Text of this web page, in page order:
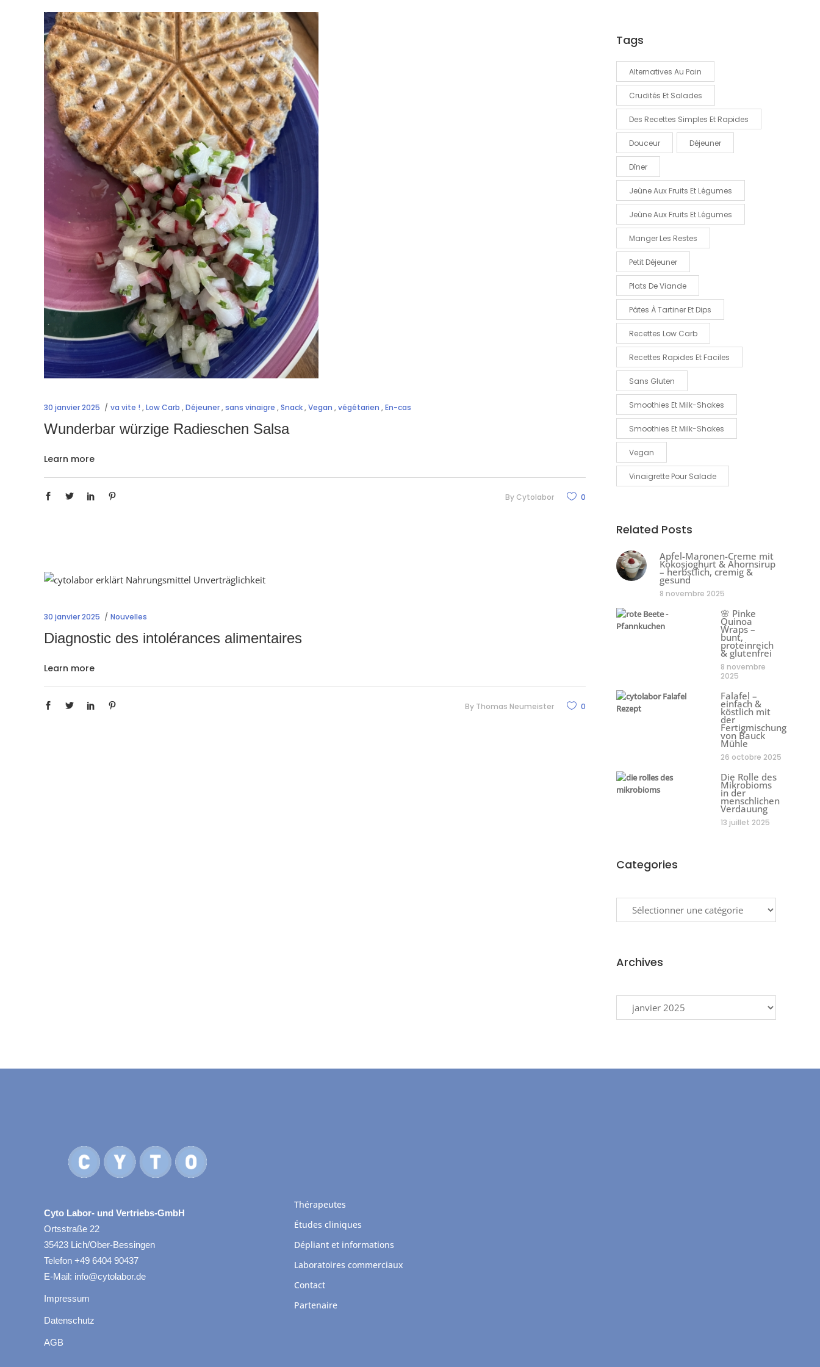
30 janvier 2025 va vite ! ,Low Carb ,Déjeuner,sans vinaigre ,Snack,Vegan ,végétarien ,En-cas
Wunderbar würzige Radieschen Salsa
Learn more
By Cytolabor 0
30 janvier 2025 Nouvelles
Diagnostic des intolérances alimentaires
Learn more
By Thomas Neumeister 0
Tags
Alternatives Au Pain
Crudités Et Salades
Des Recettes Simples Et Rapides
Douceur Déjeuner
Dîner
Jeûne Aux Fruits Et Légumes
Jeûne Aux Fruits Et Légumes
Manger Les Restes
Petit Déjeuner
Plats De Viande
Pâtes À Tartiner Et Dips
Recettes Low Carb
Recettes Rapides Et Faciles
Sans Gluten
Smoothies Et Milk-Shakes
Smoothies Et Milk-Shakes
Vegan
Vinaigrette Pour Salade
Related Posts
Apfel-Maronen-Creme mit
Kokosjoghurt & Ahornsirup
– herbstlich, cremig &
gesund
8 novembre 2025
🌸 Pinke
Quinoa
Wraps –
bunt,
proteinreich
& glutenfrei
8 novembre
2025
Falafel –
einfach &
köstlich mit
der
Fertigmischung
von Bauck
Mühle
26 octobre 2025
Die Rolle des
Mikrobioms
in der
menschlichen
Verdauung
13 juillet 2025
Categories
Archives
Cyto Labor- und Vertriebs-GmbH
Ortsstraße 22
35423 Lich/Ober-Bessingen
Telefon +49 6404 90437
E-Mail: info@cytolabor.de
Impressum
Datenschutz
AGB
Thérapeutes
Études cliniques
Dépliant et informations
Laboratoires commerciaux
Contact
Partenaire